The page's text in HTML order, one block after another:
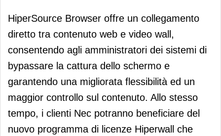
HiperSource Browser offre un collegamento
diretto tra contenuto web e video wall,
consentendo agli amministratori dei sistemi di
bypassare la cattura dello schermo e
garantendo una migliorata flessibilità ed un
maggior controllo sul contenuto. Allo stesso
tempo, i clienti Nec potranno beneficiare del
nuovo programma di licenze Hiperwall che